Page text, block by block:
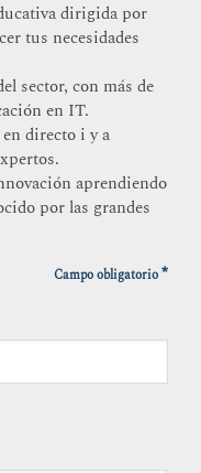
dirigida por
tus necesidades
sector, con más de
en IT.
directo i y a
aprendiendo
por las grandes
Campo obligatorio*